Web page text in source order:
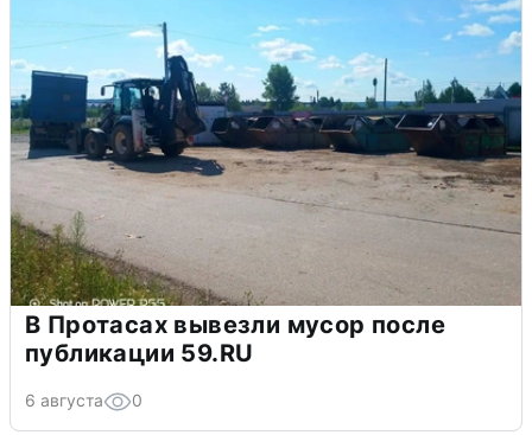
В Протасах вывезли мусор после
публикации 59.RU
6 августа 0